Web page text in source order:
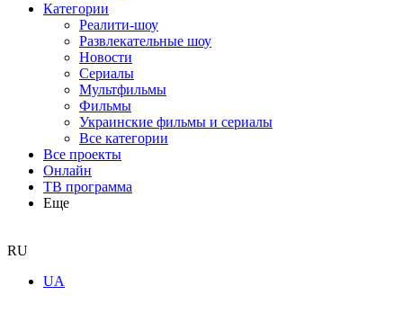
Категории
Реалити-шоу
Развлекательные шоу
Новости
Сериалы
Мультфильмы
Фильмы
Украинские фильмы и сериалы
Все категории
Все проекты
Онлайн
ТВ программа
Еще
RU
UA